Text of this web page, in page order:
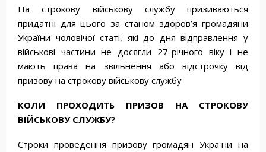
На строкову військову службу призиваються
придатні для цього за станом здоров’я громадяни
України чоловічої статі, які до дня відправлення у
військові частини не досягли 27-річного віку і не
мають права на звільнення або відстрочку від
призову на строкову військову службу
КОЛИ ПРОХОДИТЬ ПРИЗОВ НА
СТРОКОВУ
ВІЙСЬКОВУ СЛУЖБУ?
Строки проведення призову громадян України на